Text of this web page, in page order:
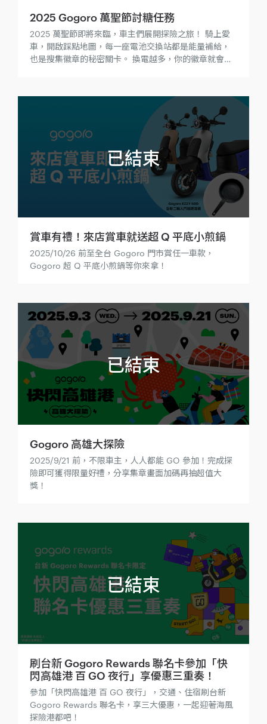
2025 Gogoro 萬聖節討糖任務
2025 萬聖節即將來臨，車主們展開探險之旅！ 騎上愛
車，開啟踩點地圖，每一座電池交換站都是能量補給，
也是搜集徽章的秘密關卡。 換電越多，你的徽章就會逐
賞車有禮！來店賞車就送超 Q 平底小煎鍋
2025/10/26 前至全台 Gogoro 門市賞任一車款，
Gogoro 超 Q 平底小煎鍋等你來拿！
Gogoro 高雄大探險
2025/9/21 前，不限車主，人人都能 GO 參加！完成探
險即可獲得限量好禮，分享集章畫面加碼再抽超值大
獎！
刷台新 Gogoro Rewards 聯名卡參加「快
閃高雄港 百 GO 夜行」享優惠三重奏！
參加「快閃高雄港 百 GO 夜行」，交通、住宿刷台新
Gogoro Rewards 聯名卡，享三大優惠，一起迎著海風
探險港都吧！